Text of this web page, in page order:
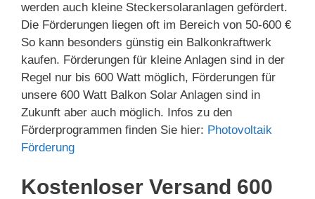
werden auch kleine Steckersolaranlagen gefördert.
Die Förderungen liegen oft im Bereich von 50-600 €
So kann besonders günstig ein Balkonkraftwerk
kaufen. Förderungen für kleine Anlagen sind in der
Regel nur bis 600 Watt möglich, Förderungen für
unsere 600 Watt Balkon Solar Anlagen sind in
Zukunft aber auch möglich. Infos zu den
Förderprogrammen finden Sie hier: Photovoltaik
Förderung
Kostenloser Versand 600